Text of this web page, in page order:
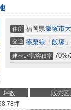
住所 福岡県飯塚市
交通 篠栗線 「 飯塚
建ぺい率/容積率 70%/
坪数 販売区
坪